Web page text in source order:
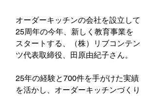
オーダーキッチンの会社を設立して
25周年の今年、新しく教育事業を
スタートする、（株）リブコンテン
ツ代表取締役、田原由紀子さん。
25年の経験と700件を手がけた実績
を活かし、オーダーキッチンづくり